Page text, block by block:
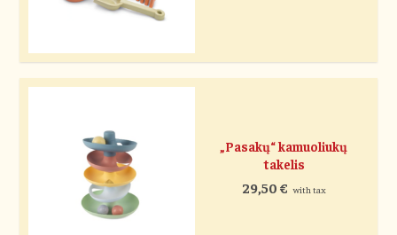
„Pasakų“ kamuoliukų
takelis
29,50 € with tax